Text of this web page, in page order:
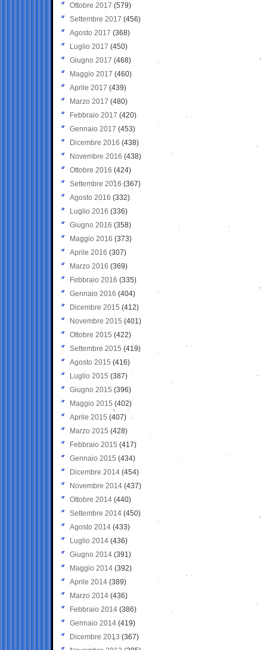
Ottobre 2017 (579)
Settembre 2017 (456)
Agosto 2017 (368)
Luglio 2017 (450)
Giugno 2017 (468)
Maggio 2017 (460)
Aprile 2017 (439)
Marzo 2017 (480)
Febbraio 2017 (420)
Gennaio 2017 (453)
Dicembre 2016 (438)
Novembre 2016 (438)
Ottobre 2016 (424)
Settembre 2016 (367)
Agosto 2016 (332)
Luglio 2016 (336)
Giugno 2016 (358)
Maggio 2016 (373)
Aprile 2016 (307)
Marzo 2016 (369)
Febbraio 2016 (335)
Gennaio 2016 (404)
Dicembre 2015 (412)
Novembre 2015 (401)
Ottobre 2015 (422)
Settembre 2015 (419)
Agosto 2015 (416)
Luglio 2015 (387)
Giugno 2015 (396)
Maggio 2015 (402)
Aprile 2015 (407)
Marzo 2015 (428)
Febbraio 2015 (417)
Gennaio 2015 (434)
Dicembre 2014 (454)
Novembre 2014 (437)
Ottobre 2014 (440)
Settembre 2014 (450)
Agosto 2014 (433)
Luglio 2014 (436)
Giugno 2014 (391)
Maggio 2014 (392)
Aprile 2014 (389)
Marzo 2014 (436)
Febbraio 2014 (386)
Gennaio 2014 (419)
Dicembre 2013 (367)